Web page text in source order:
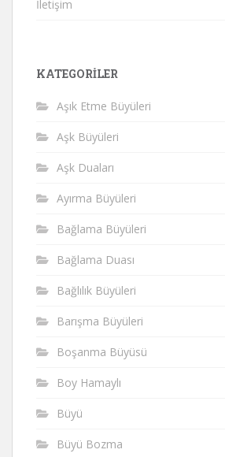
İletişim
KATEGORILER
Aşık Etme Büyüleri
Aşk Büyüleri
Aşk Duaları
Ayırma Büyüleri
Bağlama Büyüleri
Bağlama Duası
Bağlılık Büyüleri
Barışma Büyüleri
Boşanma Büyüsü
Boy Hamaylı
Büyü
Büyü Bozma